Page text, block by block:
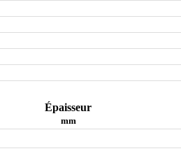
Épaisseur
mm